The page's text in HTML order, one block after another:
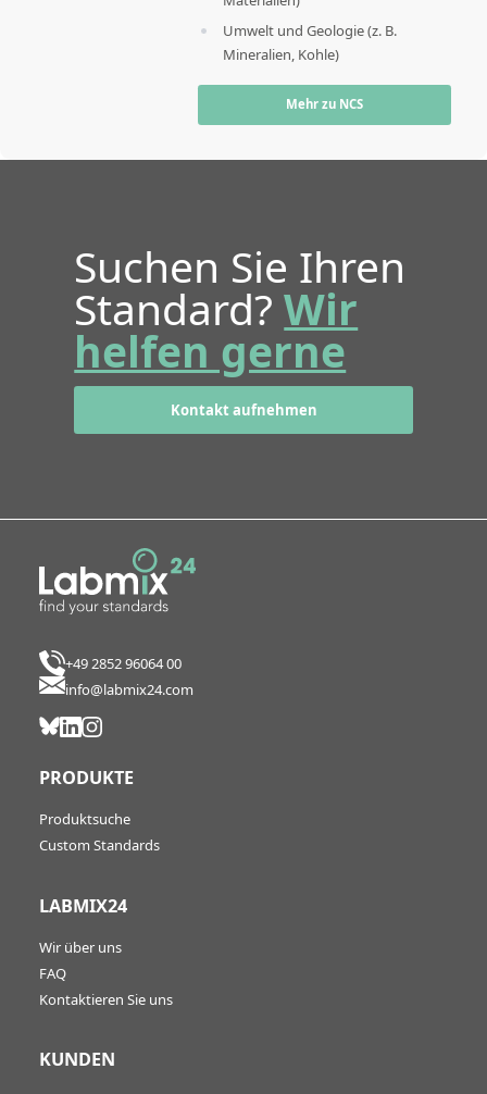
Umwelt und Geologie (z. B.
Mineralien, Kohle)
Mehr zu NCS
Suchen Sie Ihren
Standard?Wir
helfen gerne
Kontakt aufnehmen
+49 2852 96064 00
info@labmix24.com
PRODUKTE
Produktsuche
Custom Standards
LABMIX24
Wir über uns
FAQ
Kontaktieren Sie uns
KUNDEN